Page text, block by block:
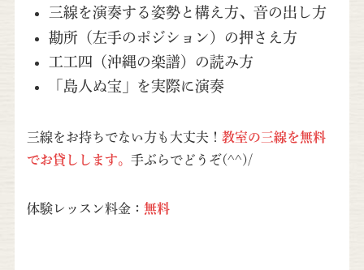
三線を演奏する姿勢と構え方、音の出し方
勘所（左手のポジション）の押さえ方
工工四（沖縄の楽譜）の読み方
「島人ぬ宝」を実際に演奏
三線をお持ちでない方も大丈夫！ 教室の三線を無料
でお貸しします。 手ぶらでどうぞ(^^)/
体験レッスン料金： 無料